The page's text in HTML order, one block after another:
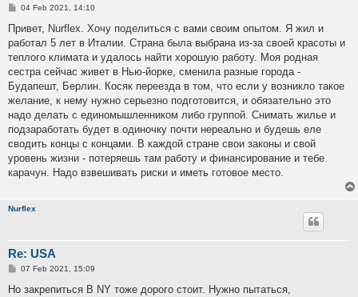
P
s
04 Feb 2021, 14:10
Привет, Nurfleх. Хочу поделиться с вами своим опытом. Я жил и
работал 5 лет в Италии. Страна была выбрана из-за своей красоты и
теплого климата и удалось найти хорошую работу. Моя родная
сестра сейчас живет в Нью-йорке, сменила разные города -
Будапешт, Берлин. Косяк переезда в том, что если у возникло такое
желание, к нему нужно серьезно подготовится, и обязательно это
надо делать с единомышленником либо группой. Снимать жилье и
подзаработать будет в одиночку почти нереально и будешь еле
сводить концы с концами. В каждой стране свои законы и свой
уровень жизни - потеряешь там работу и финансирование и тебе
карачун. Надо взвешивать риски и иметь готовое место.
Nurflex
Re: USA
P
s
07 Feb 2021, 15:09
Но закрепиться В NY тоже дорого стоит. Нужно пытаться,